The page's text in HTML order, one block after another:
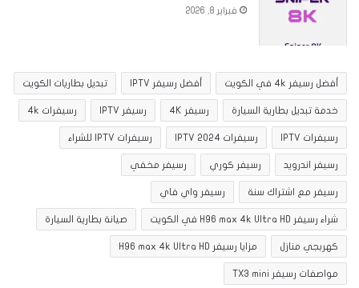
فبراير 8, 2026
أفضل رسيفر 4k في الكويت أفضل رسيفر IPTV تبديل بطاريات الكويت
خدمة تبديل بطارية السيارة رسيفر 4K رسيفر IPTV رسيفرات 4k
رسيفرات IPTV رسيفرات IPTV 2024 رسيفرات IPTV للشراء
رسيفر اندرويد رسيفر كوري رسيفر مخفي
رسيفر مع اشتراك سنة رسيفر واي فاي
شراء رسيفر H96 max 4k Ultra HD في الكويت صيانة بطارية السيارة
كهربجي منازل مزايا رسيفر H96 max 4k Ultra HD
مواصفات رسيفر TX3 mini